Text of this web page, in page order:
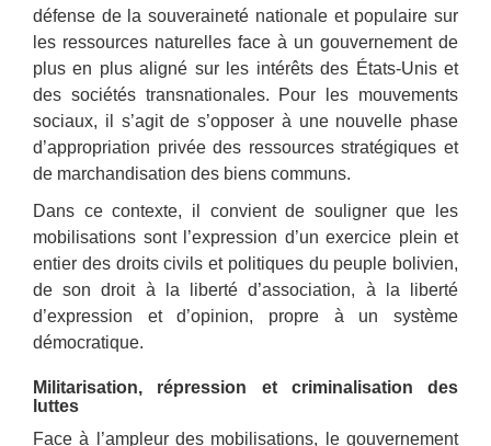
défense de la souveraineté nationale et populaire sur
les ressources naturelles face à un gouvernement de
plus en plus aligné sur les intérêts des États-Unis et
des sociétés transnationales. Pour les mouvements
sociaux, il s’agit de s’opposer à une nouvelle phase
d’appropriation privée des ressources stratégiques et
de marchandisation des biens communs.
Dans ce contexte, il convient de souligner que les
mobilisations sont l’expression d’un exercice plein et
entier des droits civils et politiques du peuple bolivien,
de son droit à la liberté d’association, à la liberté
d’expression et d’opinion, propre à un système
démocratique.
Militarisation, répression et criminalisation des
luttes
Face à l’ampleur des mobilisations, le gouvernement